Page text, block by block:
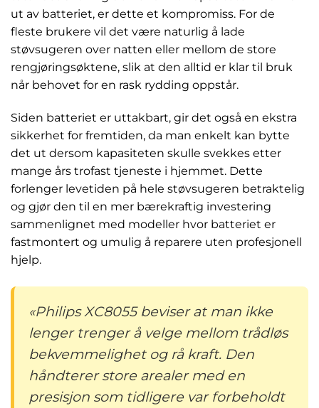
ut av batteriet, er dette et kompromiss. For de
fleste brukere vil det være naturlig å lade
støvsugeren over natten eller mellom de store
rengjøringsøktene, slik at den alltid er klar til bruk
når behovet for en rask rydding oppstår.
Siden batteriet er uttakbart, gir det også en ekstra
sikkerhet for fremtiden, da man enkelt kan bytte
det ut dersom kapasiteten skulle svekkes etter
mange års trofast tjeneste i hjemmet. Dette
forlenger levetiden på hele støvsugeren betraktelig
og gjør den til en mer bærekraftig investering
sammenlignet med modeller hvor batteriet er
fastmontert og umulig å reparere uten profesjonell
hjelp.
«Philips XC8055 beviser at man ikke
lenger trenger å velge mellom trådløs
bekvemmelighet og rå kraft. Den
håndterer store arealer med en
presisjon som tidligere var forbeholdt